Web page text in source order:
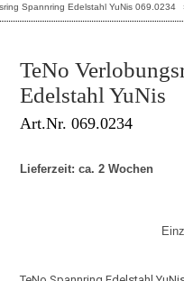
Spannring Edelstahl YuNis 069.0234
TeNo
Edelstahl YuNis
Art.Nr. 069.0234
Lieferzeit: ca. 2 Wochen